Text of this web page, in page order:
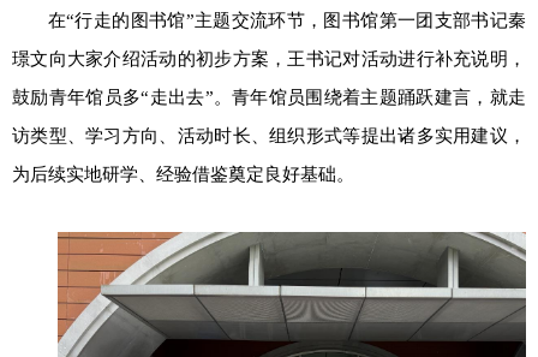
在“行走的图书馆”主题交流环节，图书馆第一团支部书记秦
璟文向大家介绍活动的初步方案，王书记对活动进行补充说明，
鼓励青年馆员多“走出去”。青年馆员围绕着主题踊跃建言，就走
访类型、学习方向、活动时长、组织形式等提出诸多实用建议，
为后续实地研学、经验借鉴奠定良好基础。